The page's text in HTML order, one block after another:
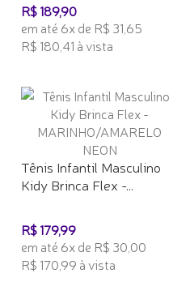
R$ 189,90
em até 6x de R$ 31,65
R$ 180,41 à vista
Tênis Infantil Masculino
Kidy Brinca Flex -...
R$ 179,99
em até 6x de R$ 30,00
R$ 170,99 à vista